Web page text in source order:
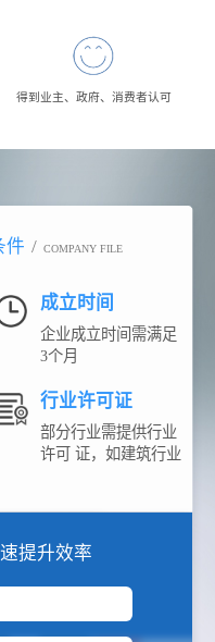
得到业主、政府、消费者认可
件 / COMPANY FILE
成立时间
企业成立时间需满足
3个月
行业许可证
部分行业需提供行业
许可 证，如建筑行业
提升效率